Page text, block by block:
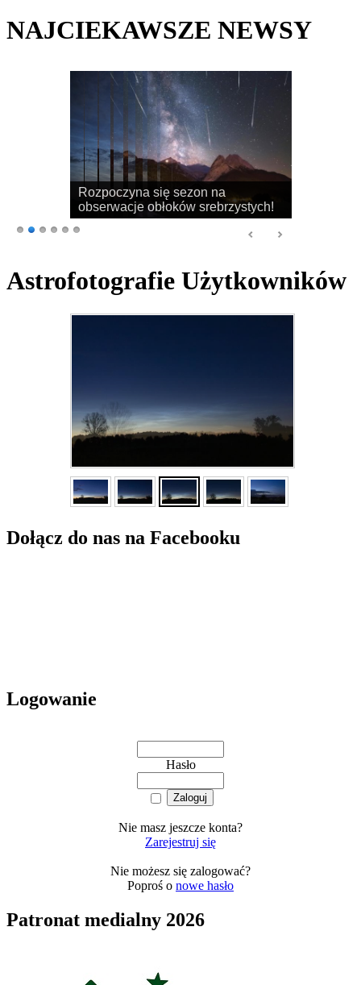
NAJCIEKAWSZE NEWSY
Rozpoczyna się sezon na
obserwacje obłoków srebrzystych!
Astrofotografie Użytkowników
Dołącz do nas na Facebooku
Logowanie
Hasło
Nie masz jeszcze konta?
Zarejestruj się
Nie możesz się zalogować?
Poproś o nowe hasło
Patronat medialny 2026